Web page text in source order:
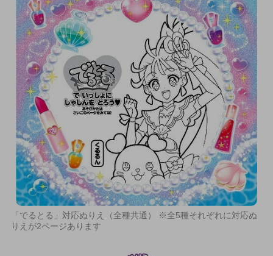
「でるとる」対応ぬりえ（全種共通） ※全5種それぞれに対応ぬ
りえが2ページあります